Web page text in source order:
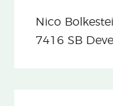
Nico
7416 SB